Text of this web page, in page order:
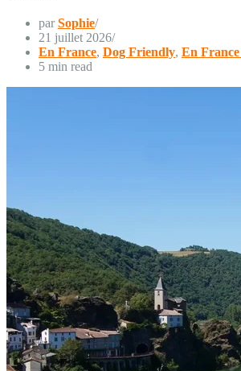
parSophie
21 juillet 2026
En France, Dog Friendly, En France
5 min read